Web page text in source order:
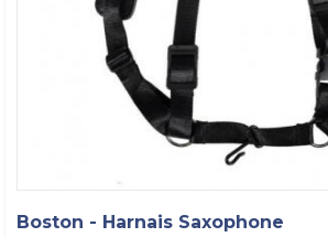
Boston - Harnais Saxophone